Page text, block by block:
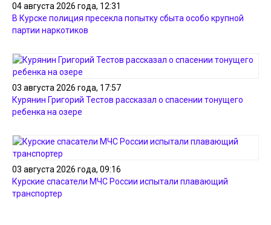
04 августа 2026 года, 12:31
В Курске полиция пресекла попытку сбыта особо крупной
партии наркотиков
03 августа 2026 года, 17:57
Курянин Григорий Тестов рассказал о спасении тонущего
ребенка на озере
03 августа 2026 года, 09:16
Курские спасатели МЧС России испытали плавающий
транспортер